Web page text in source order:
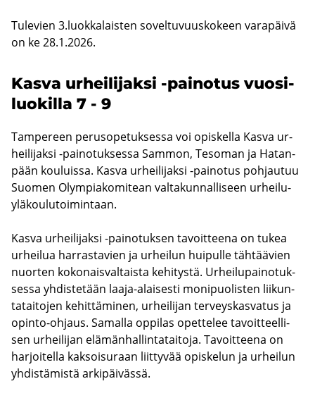
Tu­le­vien 3.luok­ka­lais­ten so­vel­tu­vuus­ko­keen va­ra­päi­vä
on ke 28.1.2026.
Kasva ur­hei­li­jak­si -​painotus vuo­si­
luo­kil­la 7 - 9
Tam­pe­reen pe­rus­o­pe­tuk­ses­sa voi opis­kel­la Kasva ur­
hei­li­jak­si -​painotuksessa Sam­mon, Te­so­man ja Ha­tan­
pään kou­luis­sa. Kasva ur­hei­li­jak­si -​painotus poh­jau­tuu
Suo­men Olym­pia­ko­mi­tean val­ta­kun­nal­li­seen ur­hei­lu­
ylä­kou­lu­toi­min­taan.
Kasva ur­hei­li­jak­si -​painotuksen ta­voit­tee­na on tukea
ur­hei­lua har­ras­ta­vien ja ur­hei­lun hui­pul­le täh­tää­vien
nuor­ten ko­ko­nais­val­tais­ta ke­hi­tys­tä. Ur­hei­lu­pai­no­tuk­
ses­sa yh­dis­te­tään laaja-​alaisesti mo­ni­puo­lis­ten lii­kun­
ta­tai­to­jen ke­hit­tä­mi­nen, ur­hei­li­jan ter­veys­kas­va­tus ja
opinto-​ohjaus. Sa­mal­la op­pi­las opet­te­lee ta­voit­teel­li­
sen ur­hei­li­jan elä­män­hal­lin­ta­tai­to­ja. Ta­voit­tee­na on
har­joi­tel­la kak­soi­su­raan liit­ty­vää opis­ke­lun ja ur­hei­lun
yh­dis­tä­mis­tä ar­ki­päi­väs­sä.